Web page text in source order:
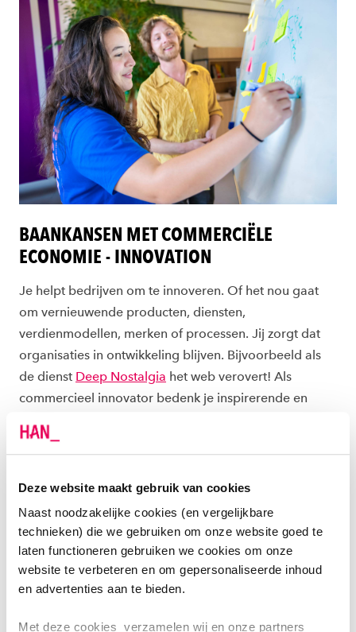
Deze website maakt gebruik van cookies
Naast noodzakelijke cookies (en vergelijkbare
technieken) die we gebruiken om onze website goed te
laten functioneren gebruiken we cookies om onze
website te verbeteren en om gepersonaliseerde inhoud
en advertenties aan te bieden.
Met deze cookies verzamelen wij en onze partners
BAANKANSEN MET COMMERCIËLE
ECONOMIE - INNOVATION
Je helpt bedrijven om te innoveren. Of het nou gaat
om vernieuwende producten, diensten,
verdienmodellen, merken of processen. Jij zorgt dat
organisaties in ontwikkeling blijven. Bijvoorbeeld als
de dienst Deep Nostalgia het web verovert! Als
commercieel innovator bedenk je inspirerende en
de markt. Én je innovaties zijn praktisch uitvoerbaar en
stadsbankdie vergroening en verkoeling biedt. CE-
Innovation studenten ontwierpen deze innovatie en zijn
daarmee genomineerd tot innovatiefste studenten van
Nederland 2022.